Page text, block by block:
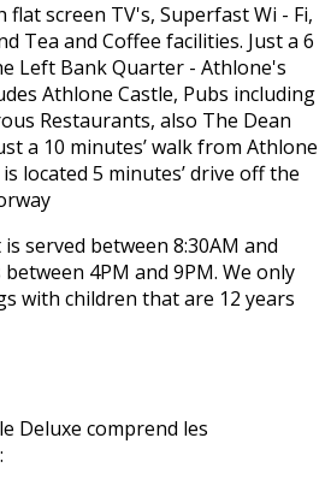
screen TV's, Superfast Wi - Fi,
Tea and Coffee facilities. Just a 6
Left Bank Quarter - Athlone's
Athlone Castle, Pubs including
Restaurants, also The Dean
a 10 minutes’ walk from Athlone
located 5 minutes’ drive off the
served between 8:30AM and
between 4PM and 9PM. We only
with children that are 12 years
Deluxe comprend les